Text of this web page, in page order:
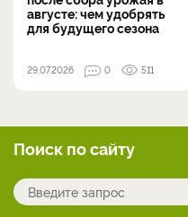
августе: чем удобрять
для будущего сезона
29.07.2026 0 511
Поиск по сайту